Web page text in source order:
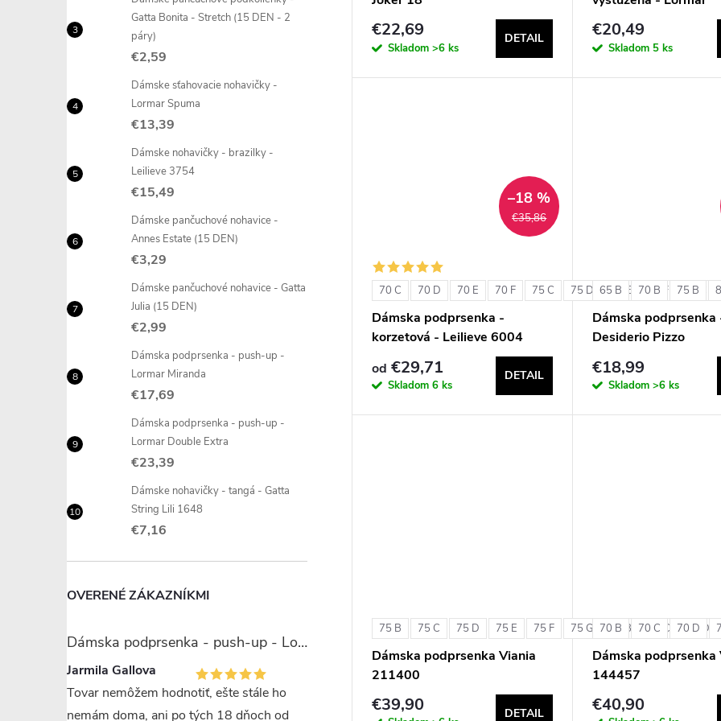
Gatta Bonita - Stretch (15 DEN - 2
páry)
€2,59
Dámske sťahovacie nohavičky -
Lormar Spuma
€13,39
Dámske nohavičky - brazilky -
Leilieve 3754
€15,49
Dámske pančuchové nohavice -
Annes Estate (15 DEN)
€3,29
Dámske pančuchové nohavice - Gatta
Julia (15 DEN)
€2,99
Dámska podprsenka - push-up -
Lormar Miranda
€17,69
Dámska podprsenka - push-up -
Lormar Double Extra
€23,39
Dámske nohavičky - tangá - Gatta
String Lili 1648
€7,16
OVERENÉ ZÁKAZNÍKMI
Dámska podprsenka - push-up - Lormar Miranda
Jarmila Gallova
Tovar nemôžem hodnotiť, ešte stále ho
nemám doma, ani po tých 18 dňoch od
€22,69
Skladom >6 ks
DETAIL
ExtraOrdinary
€20,49
Skladom 5 ks
€35,86
–18 %
70 C 70 D 70 E 70 F 75 C 75 D 75 E 75 F 80 C
Dámska podprsenka -
korzetová - Leilieve 6004
od €29,71
Skladom 6 ks
DETAIL
65 B 70 B 75 B
Dámska podprsenka
Desiderio Pizzo
€18,99
Skladom>6 ks
75 B 75 C 75 D 75 E 75 F 75 G 80 B 80 C 80 D
Dámska podprsenka Viania
211400
€39,90 DETAIL
70 B 70 C 70 D
Dámska podprsenka
144457
€40,90